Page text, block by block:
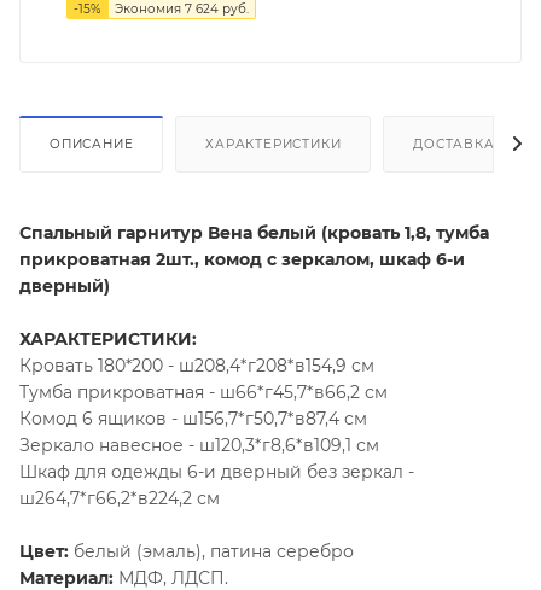
-15% Экономия 7 624руб.
ОПИСАНИЕ ХАРАКТЕРИСТИКИ ДОСТАВКА И
Спальный гарнитур Вена белый (кровать 1,8, тумба
прикроватная 2шт., комод с зеркалом, шкаф 6-и
дверный)
ХАРАКТЕРИСТИКИ:
Кровать 180*200 - ш208,4*г208*в154,9 см
Тумба прикроватная - ш66*г45,7*в66,2 см
Комод 6 ящиков - ш156,7*г50,7*в87,4 см
Зеркало навесное - ш120,3*г8,6*в109,1 см
Шкаф для одежды 6-и дверный без зеркал -
ш264,7*г66,2*в224,2 см
Цвет: белый (эмаль), патина серебро
Материал: МДФ, ЛДСП.